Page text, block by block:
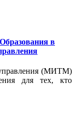
в
(МИТМ)
для тех, кто